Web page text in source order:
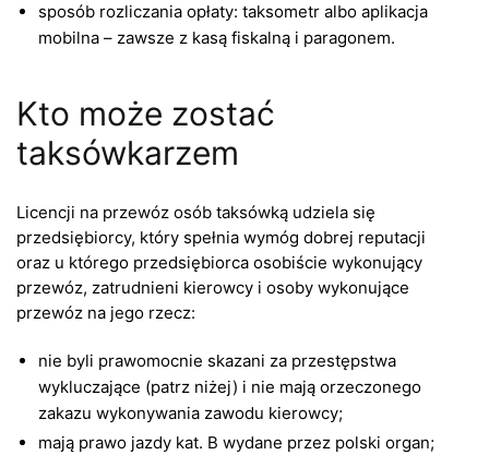
sposób rozliczania opłaty: taksometr albo aplikacja
mobilna – zawsze z kasą fiskalną i paragonem.
Kto może zostać
taksówkarzem
Licencji na przewóz osób taksówką udziela się
przedsiębiorcy, który spełnia wymóg dobrej reputacji
oraz u którego przedsiębiorca osobiście wykonujący
przewóz, zatrudnieni kierowcy i osoby wykonujące
przewóz na jego rzecz:
nie byli prawomocnie skazani za przestępstwa
wykluczające (patrz niżej) i nie mają orzeczonego
zakazu wykonywania zawodu kierowcy;
mają prawo jazdy kat. B wydane przez polski organ;